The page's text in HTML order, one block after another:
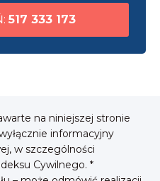
517 333 173
na niniejszej stronie
informacyjny
w szczególności
Cywilnego. *